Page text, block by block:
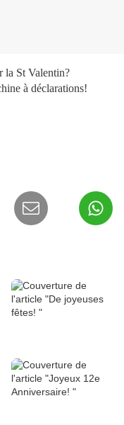
la St Valentin?
à déclarations!